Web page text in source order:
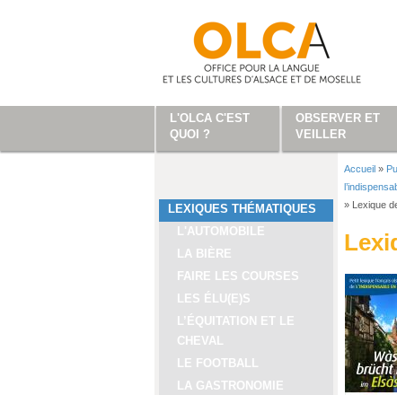
LEXIQUES THÉMATIQUES
L'AUTOMOBILE
LA BIÈRE
FAIRE LES COURSES
LES ÉLU(E)S
L’ÉQUITATION ET LE
CHEVAL
LE FOOTBALL
LA GASTRONOMIE
Vous
Accueil »
» Lexique
L'OLCA C'EST
QUOI ?
OBSERVER ET
VEILLER